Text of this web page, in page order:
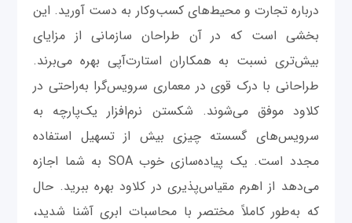
درباره تجارت و محیط‌های کسب‌وکار به‌ دست آورید. این
بخشی است که در آن طراحان سازمانی از مزایای
بیش‌تری نسبت به همکاران استارت‌آپی بهره می‌برند.
طراحانی با درک قوی در معماری سرویس‌گرا به‌راحتی در
کلاود موفق می‌شوند. شکستن نرم‌افزار یک‌پارچه به
سرویس‌های گسسته چیزی بیش از تسهیل استفاده
مجدد است. یک پیاده‌سازی خوب SOA به شما اجازه
می‌دهد از اهرم مقیاس‌پذیری در کلاود بهره ببرید. حال
که به‌طور کاملاً مختصر با محاسبات ابری آشنا شدید،